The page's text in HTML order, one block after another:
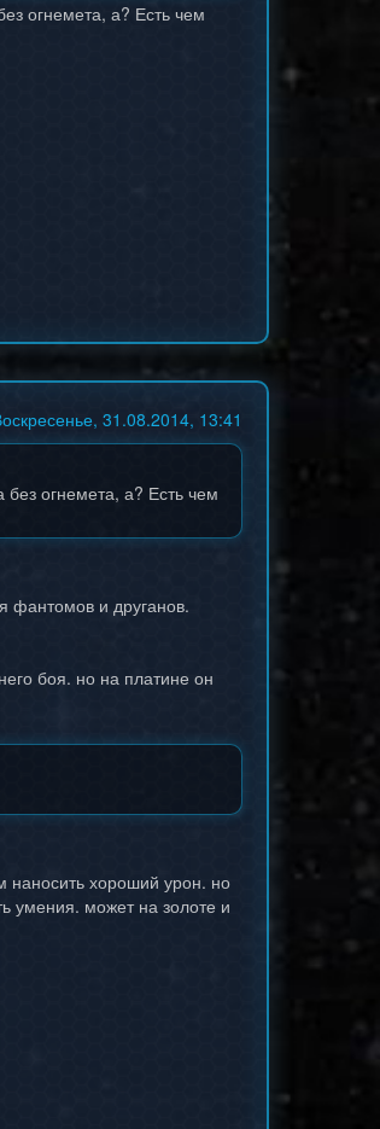
огнемета, а? Есть чем
31.08.2014, 13:41
без огнемета, а? Есть чем
фантомов и друганов.
боя. но на платине он
наносить хороший урон. но
умения. может на золоте и